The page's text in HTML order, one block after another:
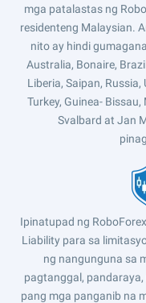
mga patalastas ng
residenteng Malaysian.
nito ay hindi
Australia, Bonaire,
Liberia, Saipan,
Turkey, Guinea-
Svalbard at Jan
Ipinatupad ng
Liability para sa
ng nangunguna sa
pagtanggal,
pang mga panganib na